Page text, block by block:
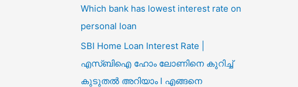
Which bank has lowest interest rate on
personal loan
SBI Home Loan Interest Rate |
എസ്ബിഐ ഹോം ലോണിനെ കുറിച്ച്
കുടുതൽ അറിയാം I എങ്ങനെ